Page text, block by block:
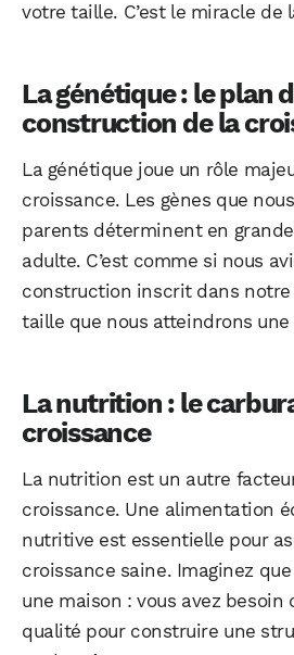
votre taille. C’est le miracle de
La génétique : le plan
construction de la
La génétique joue un rôle
croissance. Les gènes que
parents déterminent en
adulte. C’est comme si nous
construction inscrit dans notre
taille que nous atteindrons
La nutrition : le
croissance
La nutrition est un autre
croissance. Une alimentation
nutritive est essentielle pour
croissance saine. Imaginez
une maison : vous avez besoin
qualité pour construire une